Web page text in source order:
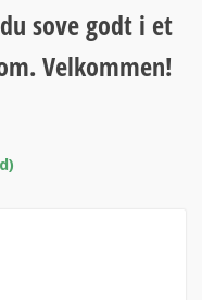
sove godt i et
Velkommen!